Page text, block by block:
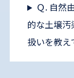
Ｑ. 自然
的な土壌
扱いを教え